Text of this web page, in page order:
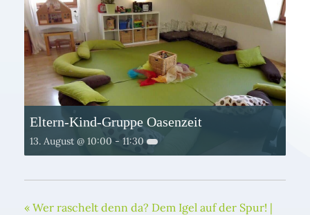
Eltern-Kind-Gruppe Oasenzeit
13. August @ 10:00 - 11:30
« Wer raschelt denn da? Dem Igel auf der Spur! |